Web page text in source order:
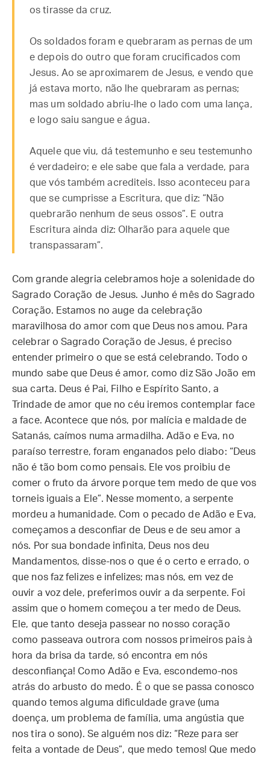
os tirasse da cruz.
Os soldados foram e quebraram as pernas de um
e depois do outro que foram crucificados com
Jesus. Ao se aproximarem de Jesus, e vendo que
já estava morto, não lhe quebraram as pernas;
mas um soldado abriu-lhe o lado com uma lança,
e logo saiu sangue e água.
Aquele que viu, dá testemunho e seu testemunho
é verdadeiro; e ele sabe que fala a verdade, para
que vós também acrediteis. Isso aconteceu para
que se cumprisse a Escritura, que diz: “Não
quebrarão nenhum de seus ossos”. E outra
Escritura ainda diz: Olharão para aquele que
transpassaram”.
Com grande alegria celebramos hoje a solenidade do
Sagrado Coração de Jesus. Junho é mês do Sagrado
Coração. Estamos no auge da celebração
maravilhosa do amor com que Deus nos amou. Para
celebrar o Sagrado Coração de Jesus, é preciso
entender primeiro o que se está celebrando. Todo o
mundo sabe que Deus é amor, como diz São João em
sua carta. Deus é Pai, Filho e Espírito Santo, a
Trindade de amor que no céu iremos contemplar face
a face. Acontece que nós, por malícia e maldade de
Satanás, caímos numa armadilha. Adão e Eva, no
paraíso terrestre, foram enganados pelo diabo: “Deus
não é tão bom como pensais. Ele vos proibiu de
comer o fruto da árvore porque tem medo de que vos
torneis iguais a Ele”. Nesse momento, a serpente
mordeu a humanidade. Com o pecado de Adão e Eva,
começamos a desconfiar de Deus e de seu amor a
nós. Por sua bondade infinita, Deus nos deu
Mandamentos, disse-nos o que é o certo e errado, o
que nos faz felizes e infelizes; mas nós, em vez de
ouvir a voz dele, preferimos ouvir a da serpente. Foi
assim que o homem começou a ter medo de Deus.
Ele, que tanto deseja passear no nosso coração
como passeava outrora com nossos primeiros pais à
hora da brisa da tarde, só encontra em nós
desconfiança! Como Adão e Eva, escondemo-nos
atrás do arbusto do medo. É o que se passa conosco
quando temos alguma dificuldade grave (uma
doença, um problema de família, uma angústia que
nos tira o sono). Se alguém nos diz: “Reze para ser
feita a vontade de Deus”, que medo temos! Que medo